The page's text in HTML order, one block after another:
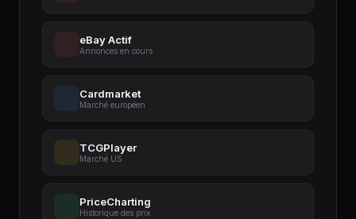
eBay Actif
Annonces en cours
Cardmarket
Marché européen
TCGPlayer
Marché US
PriceCharting
Historique des prix